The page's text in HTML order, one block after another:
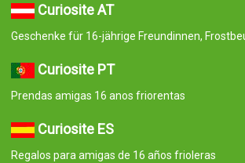
Curiosite AT
Geschenke für 16-jährige Freundinnen,
Curiosite PT
Prendas amigas 16 anos friorentas
Curiosite ES
Regalos para amigas de 16 años frioleras